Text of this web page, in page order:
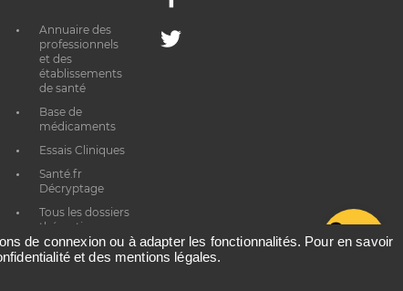
Annuaire des
professionnels
et des
établissements
de santé
Base de
médicaments
Essais Cliniques
Santé.fr
Décryptage
Tous les dossiers
thématiques
Twitter
de connexion ou à adapter les fonctionnalités. Pour en savoir
et des mentions légales.